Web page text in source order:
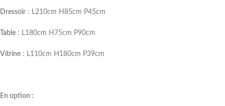
Dressoir : L210cm H85cm P45cm
Table : L180cm H75cm P90cm
Vitrine : L110cm H180cm P39cm
En option :